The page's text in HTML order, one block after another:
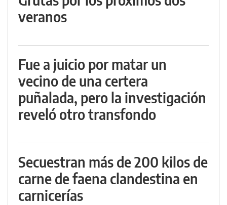
veranos
Fue a juicio por matar un
vecino de una certera
puñalada, pero la investigación
reveló otro transfondo
Secuestran más de 200 kilos de
carne de faena clandestina en
carnicerías